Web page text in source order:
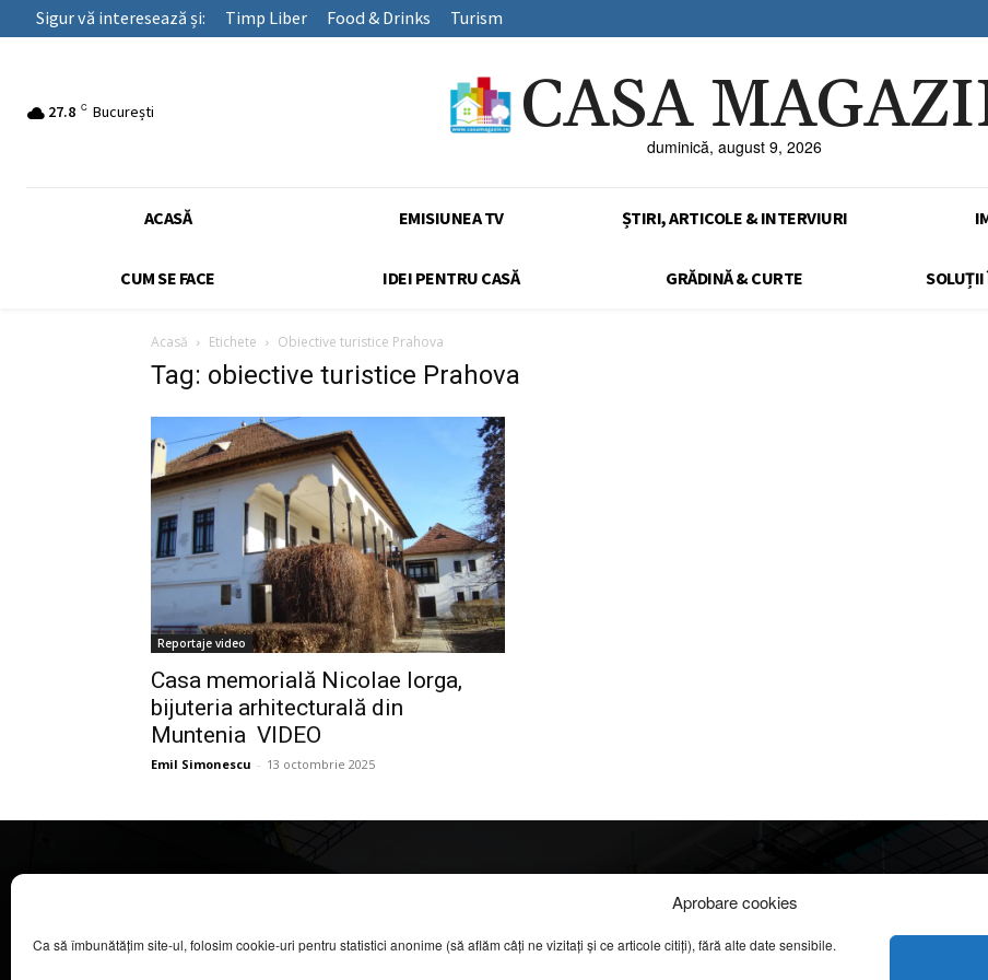
Aprobare cookies
Ca să îmbunătățim site-ul, folosim cookie-uri pentru statistici anonime (să aflăm câți ne vizitați și ce articole citiți), fără alte date sensibile.
Sigur vă interesează și: Timp Liber Food & Drinks Turism
27.8 C București CASAduminică, august 9, 2026
ACASĂ EMISIUNEA TV ȘTIRI, ARTICOLE & INTERVIURI
CUM SE FACE IDEI PENTRU CASĂ GRĂDINĂ & CURTE
Acasă Etichete Obiective turistice Prahova
Tag: obiective turistice Prahova
Reportaje video
Casa memorială Nicolae Iorga,
bijuteria arhitecturală din
Muntenia VIDEO
Emil Simonescu - 13 octombrie 2025
COOL MEDIA BROADCASTING & EVENTS SRL.
Info
DESPRE NOI
apreciate